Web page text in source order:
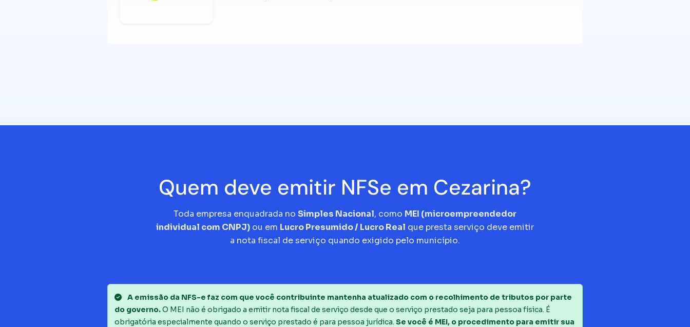
Quem deve emitir NFSe em Cezarina?
Toda empresa enquadrada no Simples Nacional, como MEI (microempreendedor
individual com CNPJ) ou em Lucro Presumido / Lucro Real que presta serviço deve emitir
a nota fiscal de serviço quando exigido pelo município.
A emissão da NFS-e faz com que você contribuinte mantenha atualizado com o recolhimento de tributos por parte
do governo.O MEI não é obrigado a emitir nota fiscal de serviço desde que o serviço prestado seja para pessoa física. É
obrigatória especialmente quando o serviço prestado é para pessoa jurídica. Se você é MEI, o procedimento para emitir sua